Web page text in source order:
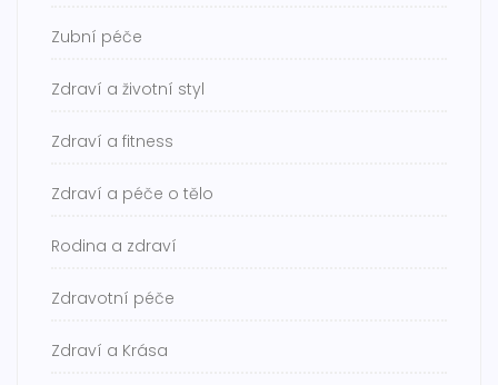
Zubní péče
Zdraví a životní styl
Zdraví a fitness
Zdraví a péče o tělo
Rodina a zdraví
Zdravotní péče
Zdraví a Krása